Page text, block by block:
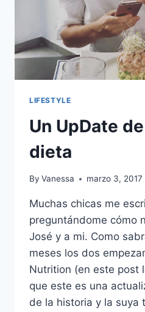
LIFESTYLE
Un UpDate
dieta
By Vanessa marzo 3, 2017
Muchas chicas me
preguntándome cómo
José y a mi. Como
meses los dos
Nutrition (en este post
que este es una
de la historia y la suya